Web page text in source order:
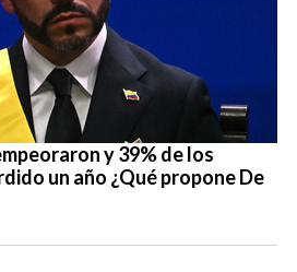
y 39% de los
un año ¿Qué propone De